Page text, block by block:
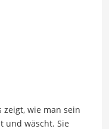
zeigt, wie man sein
und wäscht. Sie